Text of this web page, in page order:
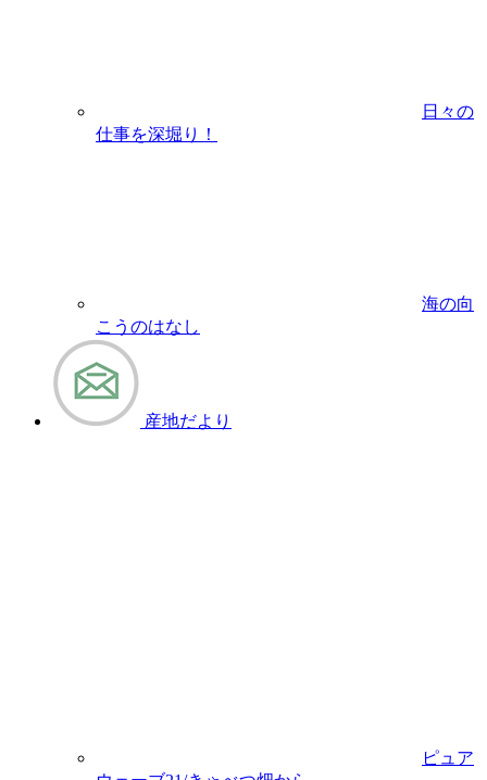
日々の
仕事を深堀り！
海の向
こうのはなし
産地だより
ピュア